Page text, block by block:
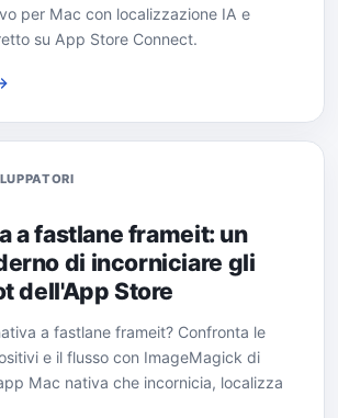
per Mac con localizzazione IA e
su App Store Connect.
a fastlane frameit: un
di incorniciare gli
dell'App Store
a fastlane frameit? Confronta le
e il flusso con ImageMagick di
Mac nativa che incornicia, localizza